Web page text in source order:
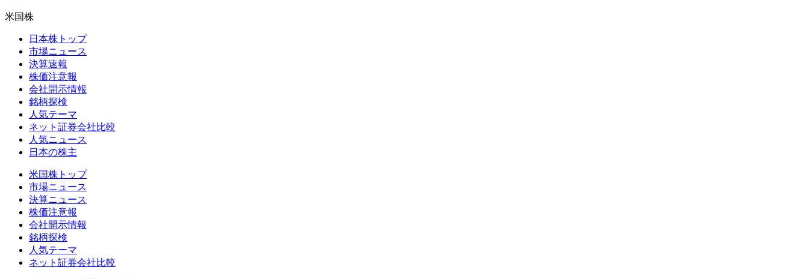
米国株
日本株トップ
市場ニュース
決算速報
株価注意報
会社開示情報
銘柄探検
人気テーマ
ネット証券会社比較
人気ニュース
日本の株主
米国株トップ
市場ニュース
決算ニュース
株価注意報
会社開示情報
銘柄探検
人気テーマ
ネット証券会社比較